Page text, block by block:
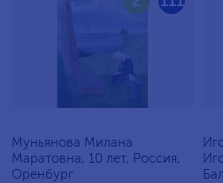
Муньянова Милана
Маратовна, 10 лет, Россия,
Оренбург